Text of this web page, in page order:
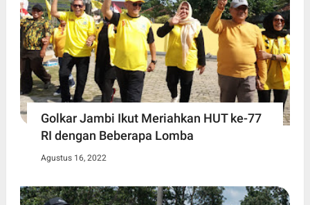
Golkar Jambi Ikut Meriahkan HUT ke-77
RI dengan Beberapa Lomba
Agustus 16, 2022